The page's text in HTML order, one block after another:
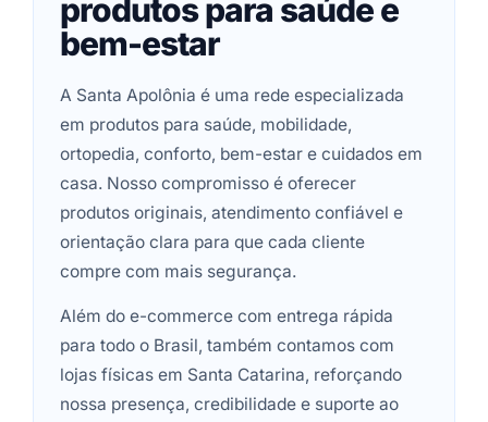
produtos para saúde e
bem-estar
A Santa Apolônia é uma rede especializada
em produtos para saúde, mobilidade,
ortopedia, conforto, bem-estar e cuidados em
casa. Nosso compromisso é oferecer
produtos originais, atendimento confiável e
orientação clara para que cada cliente
compre com mais segurança.
Além do e-commerce com entrega rápida
para todo o Brasil, também contamos com
lojas físicas em Santa Catarina, reforçando
nossa presença, credibilidade e suporte ao